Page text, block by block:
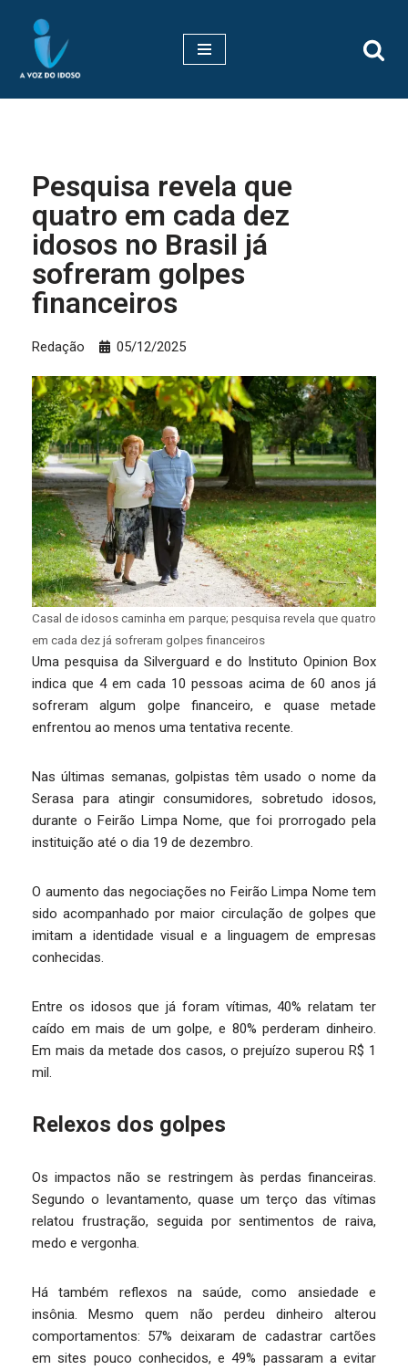
Pular
para
Pesquisa revela que
quatro em cada dez
idosos no Brasil já
sofreram golpes
financeiros
Redação 05/12/2025
Casal de idosos caminha em parque; pesquisa revela que quatro
em cada dez já sofreram golpes financeiros
Uma pesquisa da Silverguard e do Instituto Opinion Box
indica que 4 em cada 10 pessoas acima de 60 anos já
sofreram algum golpe financeiro, e quase metade
enfrentou ao menos uma tentativa recente.
Nas últimas semanas, golpistas têm usado o nome da
Serasa para atingir consumidores, sobretudo idosos,
durante o Feirão Limpa Nome, que foi prorrogado pela
instituição até o dia 19 de dezembro.
O aumento das negociações no Feirão Limpa Nome tem
sido acompanhado por maior circulação de golpes que
imitam a identidade visual e a linguagem de empresas
conhecidas.
Entre os idosos que já foram vítimas, 40% relatam ter
caído em mais de um golpe, e 80% perderam dinheiro.
Em mais da metade dos casos, o prejuízo superou R$ 1
mil.
Relexos dos golpes
Os impactos não se restringem às perdas financeiras.
Segundo o levantamento, quase um terço das vítimas
relatou frustração, seguida por sentimentos de raiva,
medo e vergonha.
Há também reflexos na saúde, como ansiedade e
insônia. Mesmo quem não perdeu dinheiro alterou
comportamentos: 57% deixaram de cadastrar cartões
em sites pouco conhecidos, e 49% passaram a evitar